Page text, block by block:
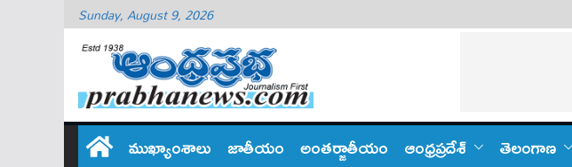
Sunday, August 9, 2026
ముఖ్యాంశాలు జాతీయం అంతర్జాతీయం ఆంధ్ర‌ప్ర‌దేశ్ తెలంగాణ‌